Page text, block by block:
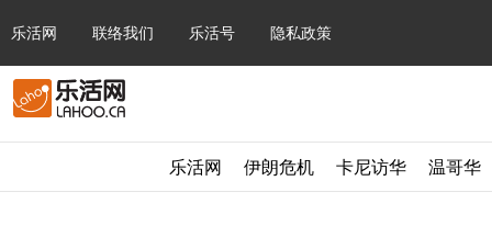
乐活网 联络我们 乐活号 隐私政策
乐活网 伊朗危机 卡尼访华 温哥华